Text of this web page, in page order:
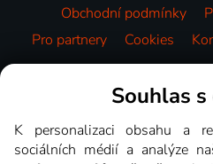
Obchodní podmínky
Pro partnery
Cookies
Souhlas s
K personalizaci obsahu a
sociálních médií a analýze